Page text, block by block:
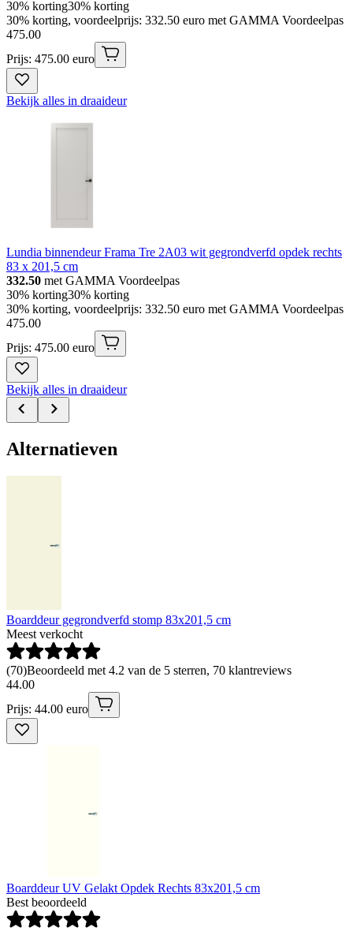
30% korting30% korting
30% korting, voordeelprijs: 332.50 euro met GAMMA Voordeelpas
475.00
Prijs: 475.00 euro
Bekijk alles in draaideur
Lundia binnendeur Frama Tre 2A03 wit gegrondverfd opdek rechts
83 x 201,5 cm
332.50 met GAMMA Voordeelpas
30% korting30% korting
30% korting, voordeelprijs: 332.50 euro met GAMMA Voordeelpas
475.00
Prijs: 475.00 euro
Bekijk alles in draaideur
Alternatieven
Boarddeur gegrondverfd stomp 83x201,5 cm
Meest verkocht
(70)Beoordeeld met 4.2 van de 5 sterren, 70 klantreviews
44.00
Prijs: 44.00 euro
Boarddeur UV Gelakt Opdek Rechts 83x201,5 cm
Best beoordeeld